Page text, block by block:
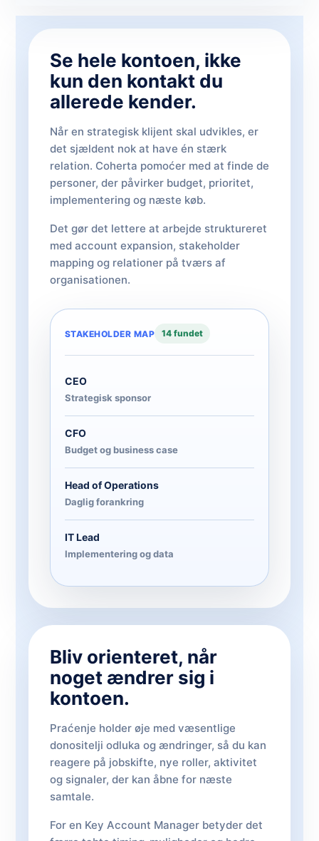
Se hele kontoen, ikke
kun den kontakt du
allerede kender.
Når en strategisk klijent skal udvikles, er
det sjældent nok at have én stærk
relation. Coherta pomoćer med at finde de
personer, der påvirker budget, prioritet,
implementering og næste køb.
Det gør det lettere at arbejde struktureret
med account expansion, stakeholder
mapping og relationer på tværs af
organisationen.
STAKEHOLDER MAP 14 fundet
CEO
Strategisk sponsor
CFO
Budget og business case
Head of Operations
Daglig forankring
IT Lead
Implementering og data
Bliv orienteret, når
noget ændrer sig i
kontoen.
Praćenje holder øje med væsentlige
donositelji odluka og ændringer, så du kan
reagere på jobskifte, nye roller, aktivitet
og signaler, der kan åbne for næste
samtale.
For en Key Account Manager betyder det